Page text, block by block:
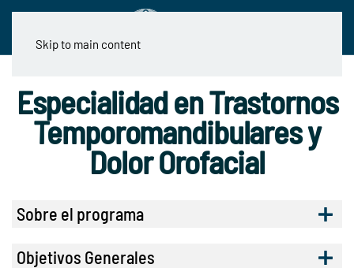
Skip to main content
Especialidad en Trastornos
Temporomandibulares y
Dolor Orofacial
Sobre el programa
Objetivos Generales